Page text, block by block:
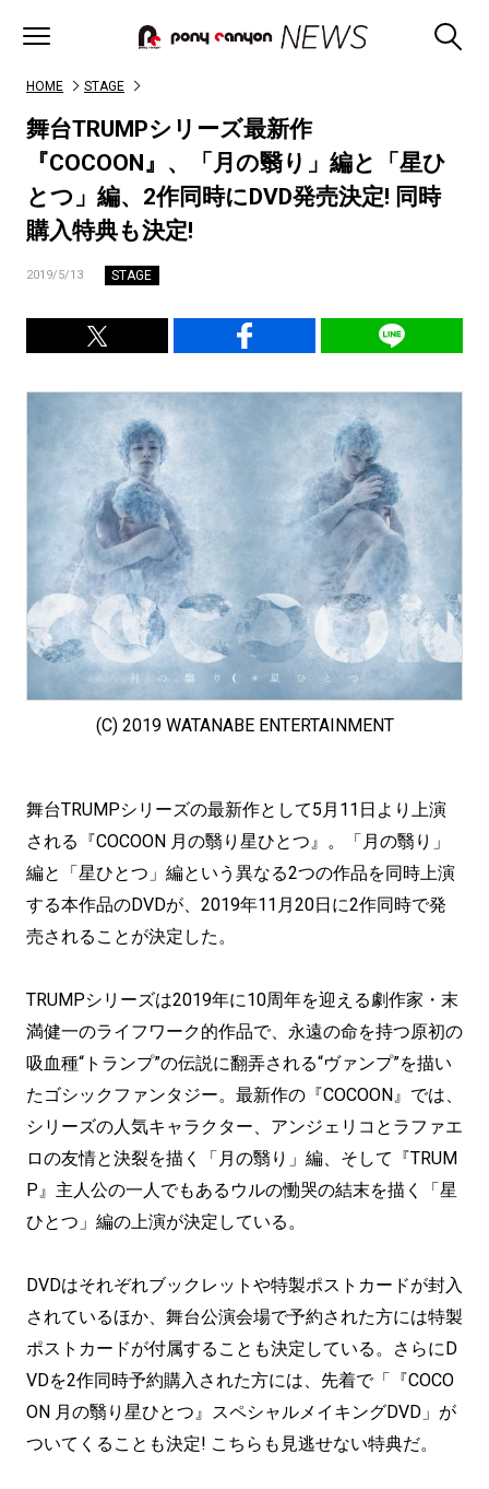
HOME STAGE
舞台TRUMPシリーズ最新作
『COCOON』、「月の翳り」編と「星ひ
とつ」編、2作同時にDVD発売決定! 同時
購入特典も決定!
2019/5/13 STAGE
(C) 2019 WATANABE ENTERTAINMENT
舞台TRUMPシリーズの最新作として5月11日より上演
される『COCOON 月の翳り星ひとつ』。「月の翳り」
編と「星ひとつ」編という異なる2つの作品を同時上演
する本作品のDVDが、2019年11月20日に2作同時で発
売されることが決定した。
TRUMPシリーズは2019年に10周年を迎える劇作家・末
満健一のライフワーク的作品で、永遠の命を持つ原初の
吸血種“トランプ”の伝説に翻弄される“ヴァンプ”を描い
たゴシックファンタジー。最新作の『COCOON』では、
シリーズの人気キャラクター、アンジェリコとラファエ
ロの友情と決裂を描く「月の翳り」編、そして『TRUM
P』主人公の一人でもあるウルの慟哭の結末を描く「星
ひとつ」編の上演が決定している。
DVDはそれぞれブックレットや特製ポストカードが封入
されているほか、舞台公演会場で予約された方には特製
ポストカードが付属することも決定している。さらにD
VDを2作同時予約購入された方には、先着で「『COCO
ON 月の翳り星ひとつ』スペシャルメイキングDVD」が
ついてくることも決定! こちらも見逃せない特典だ。